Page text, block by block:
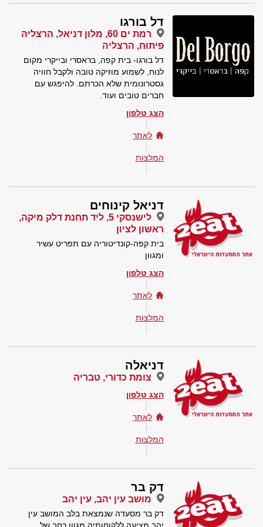
דל בורגו
רמת ים 60, מלון דניאל, הרצליה
פיתוח, הרצליה
דל בורגו- בית קפה, בראסרי ובייקרי מקום
לנוח, לשמוע מוזיקה טובה ולקבל חוויה
גסטרונומית שלא הכרתם. להיפגש עם
חברים טובים ועוד.
הצג טלפון
לאתר
המלצות
דניאל קינוחים
לישנסקי 5, ליד תחנת דלק מיקה,
ראשון לציון
בית קפה-קונדיטוריה עם תפריט עשיר
ומגוון
הצג טלפון
לאתר
המלצות
דניאלה
צומת כדורי, טבריה
הצג טלפון
לאתר
המלצות
דק בר
מושב עין יהב, עין יהב
דק בר מסעדה שנמצאת בלב המושב עין